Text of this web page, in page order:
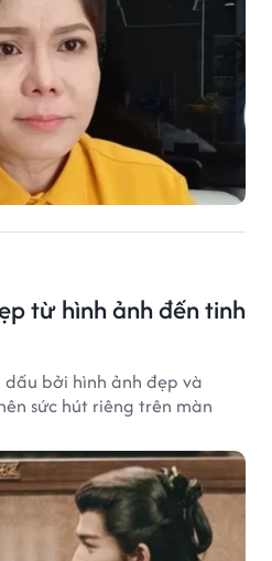
từ hình ảnh đến tinh
bởi hình ảnh đẹp và
sức hút riêng trên màn